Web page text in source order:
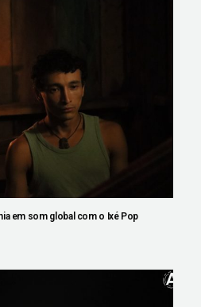
em som global com o Ixé Pop